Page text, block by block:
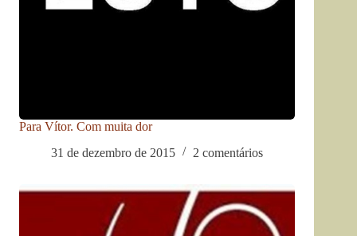
Para Vítor. Com muita dor
31 de dezembro de 2015
2 comentários